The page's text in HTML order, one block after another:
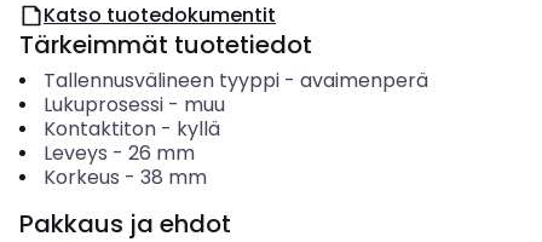
Katso tuotedokumentit
Tärkeimmät tuotetiedot
Tallennusvälineen tyyppi- avaimenperä
Lukuprosessi- muu
Kontaktiton- kyllä
Leveys - 26 mm
Korkeus - 38 mm
Pakkaus ja ehdot